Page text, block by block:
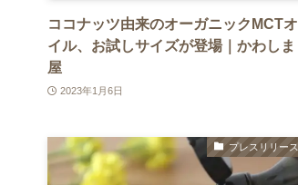
ココナッツ由来のオーガニックMCTオ
イル、お試しサイズが登場｜かわしま
屋
2023年1月6日
プレスリリース